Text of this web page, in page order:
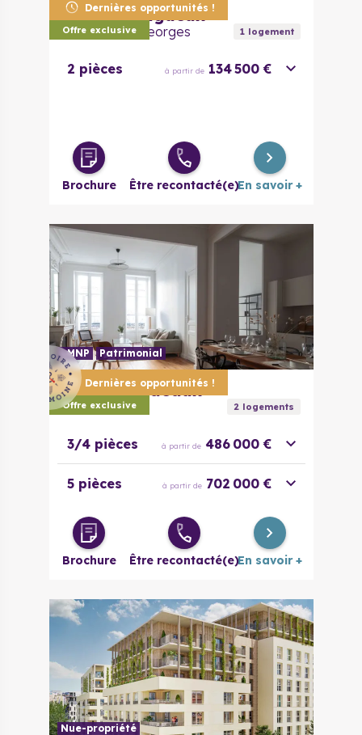
Dernières opportunités !
Offre exclusive
24000 Périgueux
Carré Saint-Georges 1logement
2 pièces à partir de 134 500 €
Brochure Être recontacté(e)En savoir +
Dernières opportunités !
Offre exclusive
LMNP Patrimonial
33000 Bordeaux
Sansas 2logements
3/4 pièces à partir de 486 000 €
5 pièces à partir de 702 000 €
Brochure Être recontacté(e)En savoir +
Nue-propriété